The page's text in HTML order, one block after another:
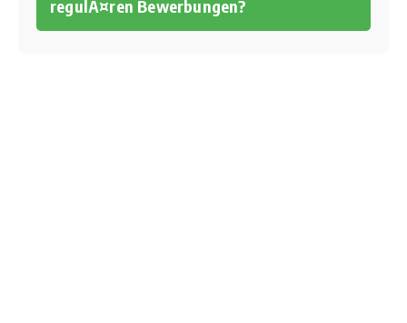
regulÃ¤ren Bewerbungen?